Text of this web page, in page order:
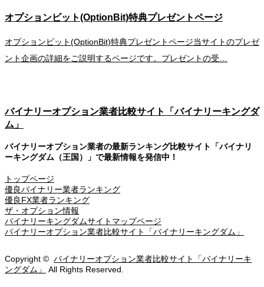
オプションビット(OptionBit)特典プレゼントページ
オプションビット(OptionBit)特典プレゼントページ当サイトのプレゼ
ント企画の詳細をご説明するページです。プレゼントの受…
バイナリーオプション業者比較サイト「バイナリーキングダ
ム」
バイナリーオプション業者の最新ランキング比較サイト「バイナリ
ーキングダム（王国）」で最新情報を発信中！
トップページ
優良バイナリー業者ランキング
優良FX業者ランキング
ザ・オプション情報
バイナリーキングダムサイトマップページ
バイナリーオプション業者比較サイト「バイナリーキングダム」
Copyright © バイナリーオプション業者比較サイト「バイナリーキ
ングダム」
All Rights Reserved.